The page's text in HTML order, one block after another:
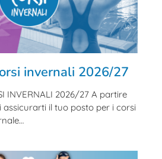
invernali 2026/27
INVERNALI 2026/27 A partire
assicurarti il tuo posto per i corsi